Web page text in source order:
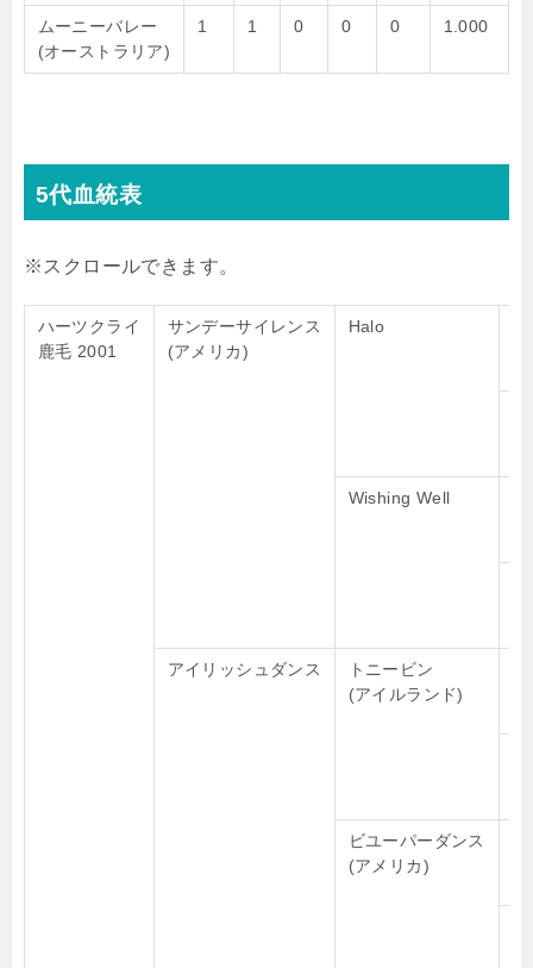
ムーニーバレー
(オーストラリア)
1 1 0 0 0 1.000
5代血統表
ハーツクライ
鹿毛 2001
サンデーサイレンス
(アメリカ)
Halo
Wishing Well
アイリッシュダンス
トニービン
(アイルランド)
ビユーパーダンス
(アメリカ)